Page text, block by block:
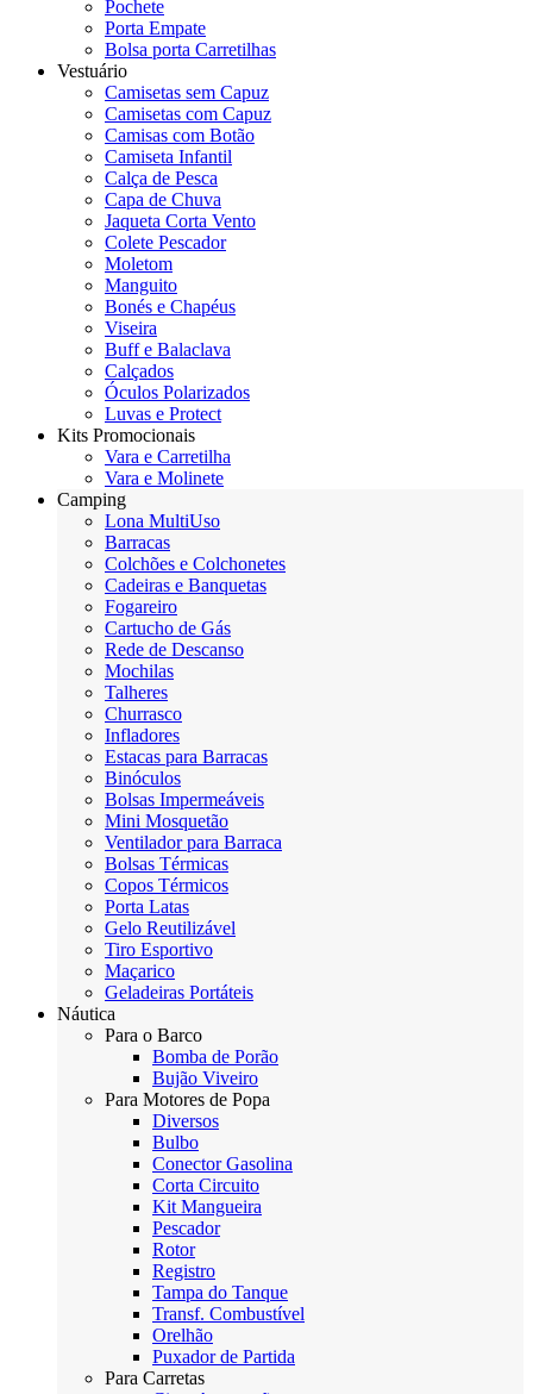
Pochete
Porta Empate
Bolsa porta Carretilhas
Vestuário
Camisetas sem Capuz
Camisetas com Capuz
Camisas com Botão
Camiseta Infantil
Calça de Pesca
Capa de Chuva
Jaqueta Corta Vento
Colete Pescador
Moletom
Manguito
Bonés e Chapéus
Viseira
Buff e Balaclava
Calçados
Óculos Polarizados
Luvas e Protect
Kits Promocionais
Vara e Carretilha
Vara e Molinete
Camping
Lona MultiUso
Barracas
Colchões e Colchonetes
Cadeiras e Banquetas
Fogareiro
Cartucho de Gás
Rede de Descanso
Mochilas
Talheres
Churrasco
Infladores
Estacas para Barracas
Binóculos
Bolsas Impermeáveis
Mini Mosquetão
Ventilador para Barraca
Bolsas Térmicas
Copos Térmicos
Porta Latas
Gelo Reutilizável
Tiro Esportivo
Maçarico
Geladeiras Portáteis
Náutica
Para o Barco
Bomba de Porão
Bujão Viveiro
Para Motores de Popa
Diversos
Bulbo
Conector Gasolina
Corta Circuito
Kit Mangueira
Pescador
Rotor
Registro
Tampa do Tanque
Transf. Combustível
Orelhão
Puxador de Partida
Para Carretas